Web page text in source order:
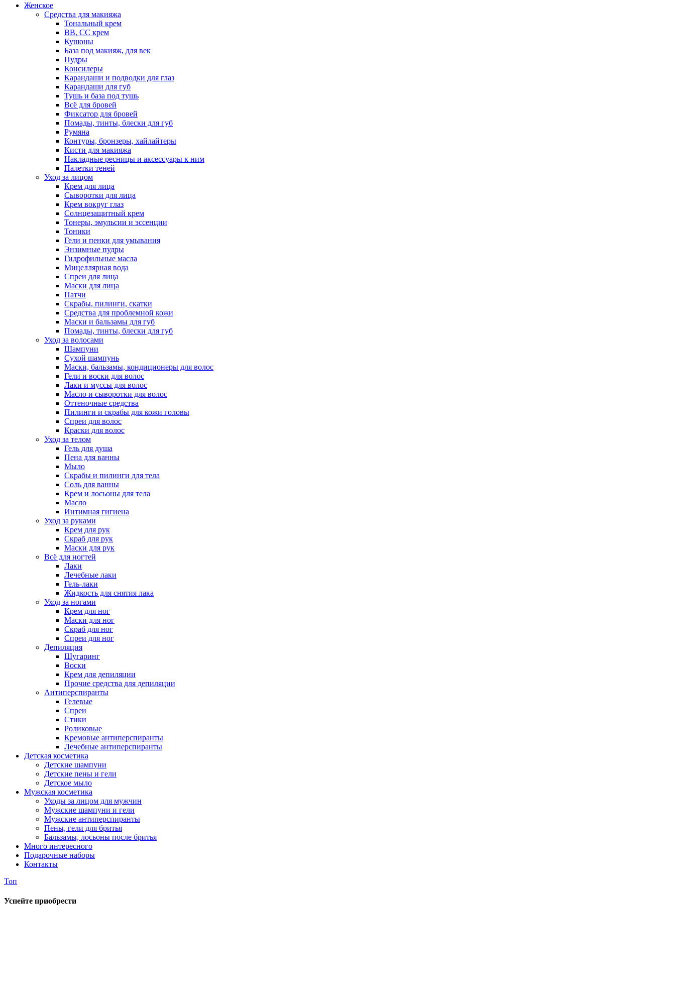
Женское
Средства для макияжа
Тональный крем
BB, CC крем
Кушоны
База под макияж, для век
Пудры
Консилеры
Карандаши и подводки для глаз
Карандаши для губ
Тушь и база под тушь
Всё для бровей
Фиксатор для бровей
Помады, тинты, блески для губ
Румяна
Контуры, бронзеры, хайлайтеры
Кисти для макияжа
Накладные ресницы и аксессуары к ним
Палетки теней
Уход за лицом
Крем для лица
Сыворотки для лица
Крем вокруг глаз
Солнцезащитный крем
Тонеры, эмульсии и эссенции
Тоники
Гели и пенки для умывания
Энзимные пудры
Гидрофильные масла
Мицеллярная вода
Спреи для лица
Маски для лица
Патчи
Скрабы, пилинги, скатки
Средства для проблемной кожи
Маски и бальзамы для губ
Помады, тинты, блески для губ
Уход за волосами
Шампуни
Сухой шампунь
Маски, бальзамы, кондиционеры для волос
Гели и воски для волос
Лаки и муссы для волос
Масло и сыворотки для волос
Оттеночные средства
Пилинги и скрабы для кожи головы
Спреи для волос
Краски для волос
Уход за телом
Гель для душа
Пена для ванны
Мыло
Скрабы и пилинги для тела
Соль для ванны
Крем и лосьоны для тела
Масло
Интимная гигиена
Уход за руками
Крем для рук
Скраб для рук
Маски для рук
Всё для ногтей
Лаки
Лечебные лаки
Гель-лаки
Жидкость для снятия лака
Уход за ногами
Крем для ног
Маски для ног
Скраб для ног
Спреи для ног
Депиляция
Шугаринг
Воски
Крем для депиляции
Прочие средства для депиляции
Антиперспиранты
Гелевые
Спреи
Стики
Роликовые
Кремовые антиперспиранты
Лечебные антиперспиранты
Детская косметика
Детские шампуни
Детские пены и гели
Детское мыло
Мужская косметика
Уходы за лицом для мужчин
Мужские шампуни и гели
Мужские антиперспиранты
Пены, гели для бритья
Бальзамы, лосьоны после бритья
Много интересного
Подарочные наборы
Контакты
Топ
Успейте приобрести